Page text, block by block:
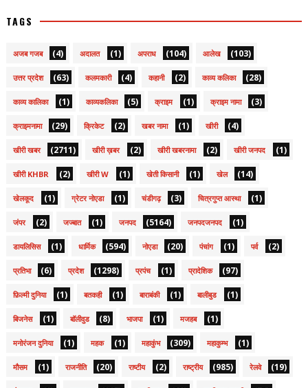
TAGS
अजब गजब (4) अदालत (1) अपराध (104) आलेख (103)
उत्तर प्रदेश (63) कलमकारी (4) कहानी (2) काव्य कलिका (28)
काव्य कालिका (1) काव्यकलिका (5) क्राइम (1) क्राइम नामा (3)
क्राइमनामा (29) क्रिकेट (2) खबर नामा (1) खीरी (4)
खीरी खबर (2711) खीरी ख़बर (2) खीरी खबरनामा (2) खीरी जनपद (1)
खीरी KHBR (2) खीरी W (1) खेती किसानी (1) खेल (14)
खेलकूद (1) ग्रेटर नोएडा (1) चंडीगढ़ (3) चित्रगुप्त आस्था (1)
जंपर (2) जज्बात (1) जनपद (5164) जनपदजनपद (1)
डायलिसिस (1) धार्मिक (594) नोएडा (20) पंचांग (1) पर्व (2)
प्रतिभा (6) प्रदेश (1298) प्रपंच (1) प्रादेशिक (97)
फ़िल्मी दुनिया (1) बतकही (1) बाराबंकी (1) बालीबुड (1)
बिजनेस (1) बॉलीवुड (8) भाजपा (1) मजहब (1)
मनोरंजन दुनिया (1) महक (1) महाकुंभ (309) महाकुम्भ (1)
मौसम (1) राजनीति (20) राष्टीय (2) राष्ट्रीय (985) रेलवे (19)